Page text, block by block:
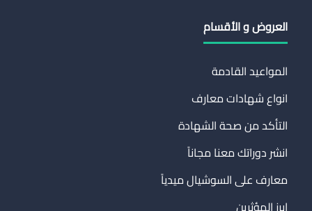
العروض و الأقسام
المواعيد القادمة
انواع شهادات معارف
التأكد من صحة الشهادة
انشر دوراتك معنا مجاناً
معارف على السوشيال ميدياً
ابرز المؤثرين